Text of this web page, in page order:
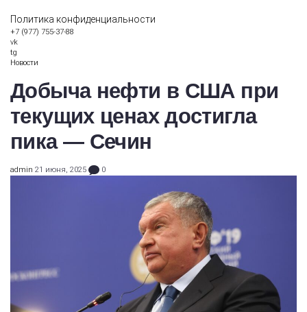
Политика конфиденциальности
+7 (977) 755-37-88
vk
tg
Новости
Добыча нефти в США при
текущих ценах достигла
пика — Сечин
admin 21 июня, 2025 0